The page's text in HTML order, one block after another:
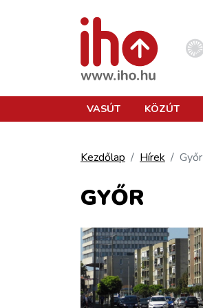
REPÜLÉS
KÖZLEKEDÉSFEJLESZTÉS
ELLÁTÁSI LÁNC
VASÚT KÖZÚT
Kezdőlap Hírek Győr
GYŐR